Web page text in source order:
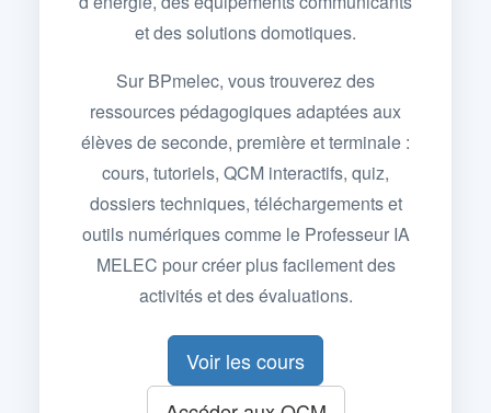
et des solutions domotiques.
Sur BPmelec, vous trouverez des
ressources pédagogiques adaptées aux
élèves de seconde, première et terminale :
cours, tutoriels, QCM interactifs, quiz,
dossiers techniques, téléchargements et
outils numériques comme le Professeur IA
MELEC pour créer plus facilement des
activités et des évaluations.
Voir les cours